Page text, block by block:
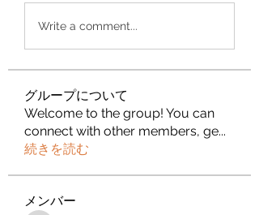
Write a comment...
グループについて
Welcome to the group! You can
connect with other members, ge...
続きを読む
メンバー